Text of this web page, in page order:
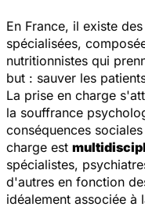
En France, il existe
spécialisées,
nutritionnistes qui
but : sauver les
La prise en charge
la souffrance
conséquences
charge est
spécialistes,
d'autres en fonction
idéalement associée à